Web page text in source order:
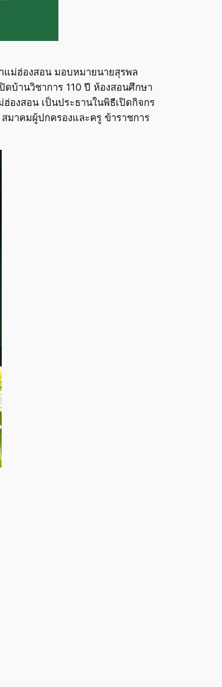
แม่ฮ่องสอน มอบหมายนายสุรพล
ดบ้านวิชาการ 110 ปี ห้องสอนศึกษา
องสอน เป็นประธานในพิธีเปิดกิจกร
มาคมผู้ปกครองและครู ข้าราชการ